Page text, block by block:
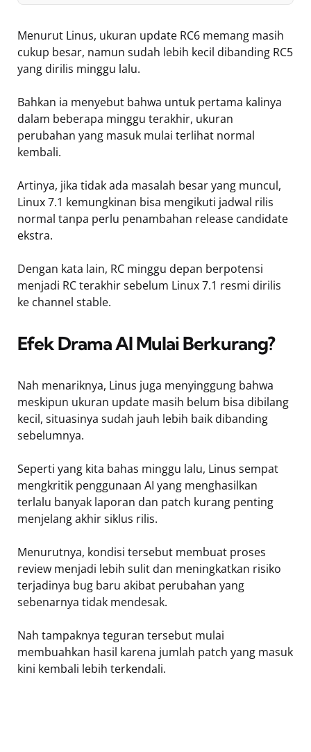
Menurut Linus, ukuran update RC6 memang masih
cukup besar, namun sudah lebih kecil dibanding RC5
yang dirilis minggu lalu.
Bahkan ia menyebut bahwa untuk pertama kalinya
dalam beberapa minggu terakhir, ukuran
perubahan yang masuk mulai terlihat normal
kembali.
Artinya, jika tidak ada masalah besar yang muncul,
Linux 7.1 kemungkinan bisa mengikuti jadwal rilis
normal tanpa perlu penambahan release candidate
ekstra.
Dengan kata lain, RC minggu depan berpotensi
menjadi RC terakhir sebelum Linux 7.1 resmi dirilis
ke channel stable.
Efek Drama AI Mulai Berkurang?
Nah menariknya, Linus juga menyinggung bahwa
meskipun ukuran update masih belum bisa dibilang
kecil, situasinya sudah jauh lebih baik dibanding
sebelumnya.
Seperti yang kita bahas minggu lalu, Linus sempat
mengkritik penggunaan AI yang menghasilkan
terlalu banyak laporan dan patch kurang penting
menjelang akhir siklus rilis.
Menurutnya, kondisi tersebut membuat proses
review menjadi lebih sulit dan meningkatkan risiko
terjadinya bug baru akibat perubahan yang
sebenarnya tidak mendesak.
Nah tampaknya teguran tersebut mulai
membuahkan hasil karena jumlah patch yang masuk
kini kembali lebih terkendali.